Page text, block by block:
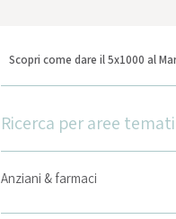
Scopri come dare il 5x1000 al
Ricerca per aree
Anziani & farmaci